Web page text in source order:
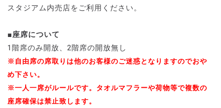
スタジアム内売店をご利用ください。
■座席について
1階席のみ開放、2階席の開放無し
※自由席の席取りは他のお客様のご迷惑となりますのでおや
め下さい。
※一人一席がルールです。タオルマフラーや荷物等で複数の
座席確保は禁止致します。